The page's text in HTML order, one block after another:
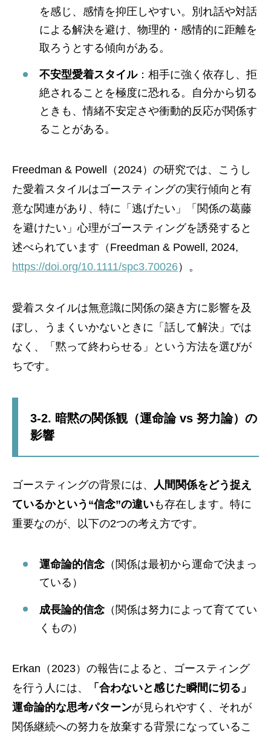
を感じ、感情を抑圧しやすい。別れ話や対話
による解決を避け、物理的・感情的に距離を
取ろうとする傾向がある。
不安型愛着スタイル：相手に強く依存し、拒
絶されることを極度に恐れる。自分から切る
ときも、情緒不安定さや衝動的反応が関係す
ることがある。
Freedman & Powell（2024）の研究では、こうし
た愛着スタイルはゴースティングの実行傾向と有
意な関連があり、特に「逃げたい」「関係の葛藤
を避けたい」心理がゴースティングを誘発すると
述べられています（Freedman & Powell, 2024,
https://doi.org/10.1111/spc3.70026）。
愛着スタイルは無意識に関係の築き方に影響を及
ぼし、うまくいかないときに「話して解決」では
なく、「黙って終わらせる」という方法を選びが
ちです。
3-2. 暗黙の関係観（運命論 vs 努力論）の
影響
ゴースティングの背景には、 人間関係をどう捉え
ているかという“信念”の違いも存在します。特に
重要なのが、以下の2つの考え方です。
運命論的信念（関係は最初から運命で決まっ
ている）
成長論的信念（関係は努力によって育ててい
くもの）
Erkan（2023）の報告によると、ゴースティング
を行う人には、
「合わないと感じた瞬間に切る」
運命論的な思考パターンが見られやすく、それが
関係継続への努力を放棄する背景になっているこ